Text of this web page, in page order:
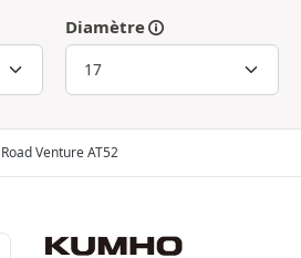
Diamètre
Road Venture AT52